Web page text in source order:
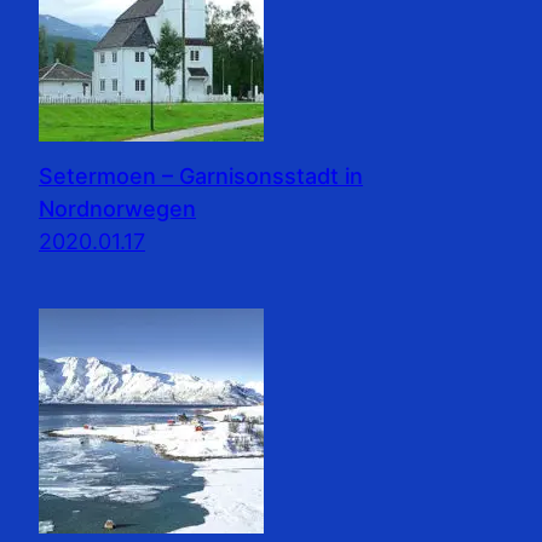
Setermoen – Garnisonsstadt in
Nordnorwegen
2020.01.17